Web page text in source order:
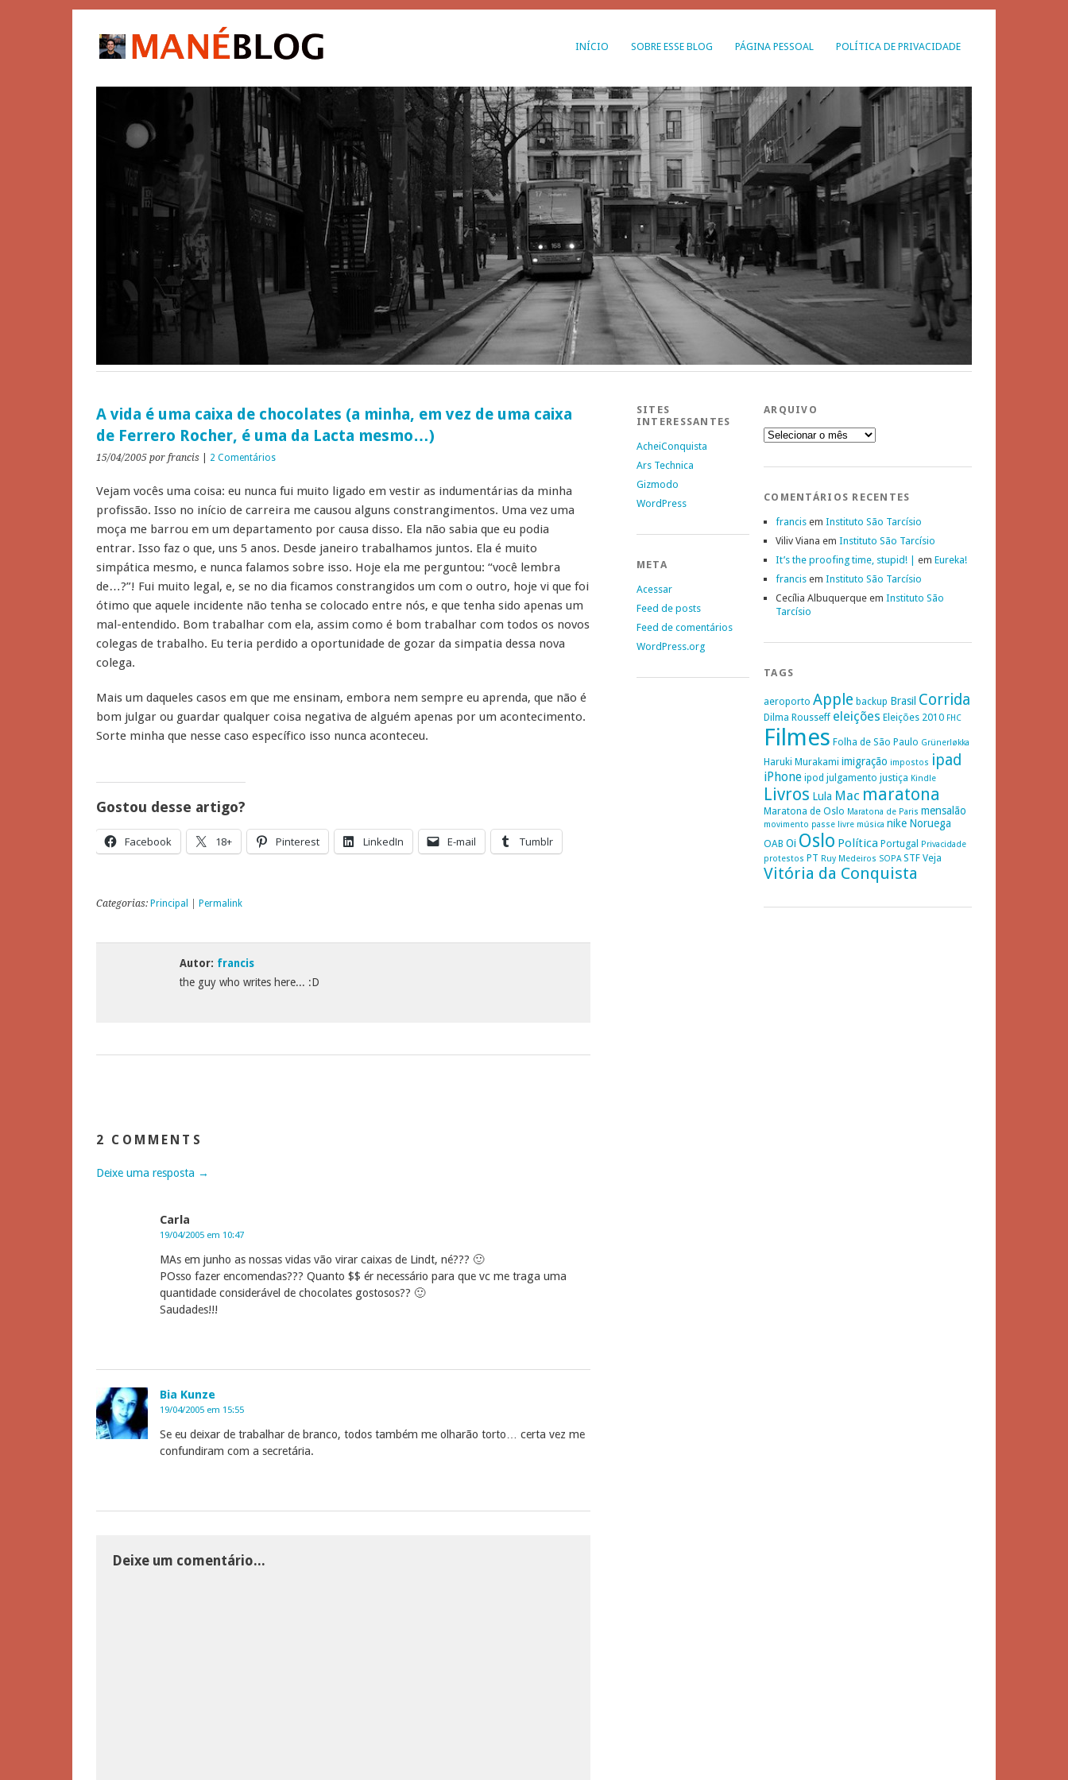
INÍCIO SOBRE ESSE BLOG PÁGINA PESSOAL POLÍTICA DE PRIVACIDADE
A vida é uma caixa de chocolates (a minha, em vez de uma caixa
de Ferrero Rocher, é uma da Lacta mesmo…)
15/04/2005 por francis 2 Comentários
Vejam vocês uma coisa: eu nunca fui muito ligado em vestir as indumentárias da minha
profissão. Isso no início de carreira me causou alguns constrangimentos. Uma vez uma
moça me barrou em um departamento por causa disso. Ela não sabia que eu podia
entrar. Isso faz o que, uns 5 anos. Desde janeiro trabalhamos juntos. Ela é muito
simpática mesmo, e nunca falamos sobre isso. Hoje ela me perguntou: “você lembra
de…?”! Fui muito legal, e, se no dia ficamos constrangidos um com o outro, hoje vi que foi
ótimo que aquele incidente não tenha se colocado entre nós, e que tenha sido apenas um
mal-entendido. Bom trabalhar com ela, assim como é bom trabalhar com todos os novos
colegas de trabalho. Eu teria perdido a oportunidade de gozar da simpatia dessa nova
colega.
Mais um daqueles casos em que me ensinam, embora nem sempre eu aprenda, que não é
bom julgar ou guardar qualquer coisa negativa de alguém apenas por um acontecimento.
Sorte minha que nesse caso específico isso nunca aconteceu.
Gostou desse artigo?
Facebook 18+ Pinterest LinkedIn E-mail Tumblr
Categorias: Principal Permalink
Autor: francis
the guy who writes here... :D
2 COMMENTS
Deixe uma resposta →
Carla
19/04/2005 em 10:47
MAs em junho as nossas vidas vão virar caixas de Lindt, né??? 🙂
POsso fazer encomendas??? Quanto $$ ér necessário para que vc me traga uma
quantidade considerável de chocolates gostosos?? 🙂
Saudades!!!
Bia Kunze
19/04/2005 em 15:55
Se eu deixar de trabalhar de branco, todos também me olharão torto… certa vez me
confundiram com a secretária.
Deixe um comentário...
SITES
INTERESSANTES
AcheiConquista
Ars Technica
Gizmodo
WordPress
META
Acessar
Feed de posts
Feed de comentários
WordPress.org
ARQUIVO
Arquivo
COMENTÁRIOS RECENTES
francis em Instituto São Tarcísio
Viliv Viana em Instituto São Tarcísio
It’s the proofing time, stupid! |
em Eureka!
francis em Instituto São Tarcísio
Cecília Albuquerque em Instituto São
Tarcísio
TAGS
aeroporto Apple backup Brasil Corrida
Dilma Rousseff eleições Eleições 2010 FHC
Filmes Folha de São Paulo Grünerløkka
Haruki Murakami imigração impostos ipad
iPhone ipod julgamento justiça Kindle
Livros Lula Mac maratona
Maratona de Oslo Maratona de Paris mensalão
movimento passe livre música nike Noruega
OAB Oi Oslo Política Portugal
Privacidade
protestos PT Ruy Medeiros SOPA STF Veja
Vitória da Conquista